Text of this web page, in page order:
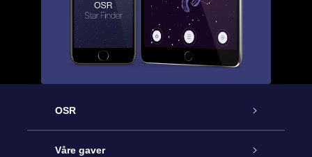
OSR
Kundeservice
Våre gaver